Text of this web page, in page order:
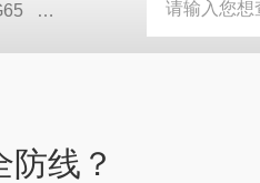
户用超声波燃气表核心模块
线？